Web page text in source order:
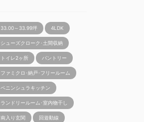
33.00～33.99坪 4LDK
シューズクローク･土間収納
トイレ2ヶ所 パントリー
ファミクロ･納戸･フリールーム
ペニンシュラキッチン
ランドリールーム･室内物干し
南入り玄関 回遊動線